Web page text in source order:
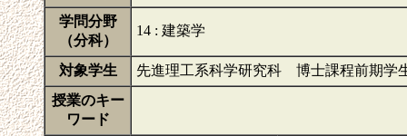
学問分野
（分科）
14 : 建築学
対象学生
先進理工系科学研究科 博士課程前期学
授業のキー
ワード